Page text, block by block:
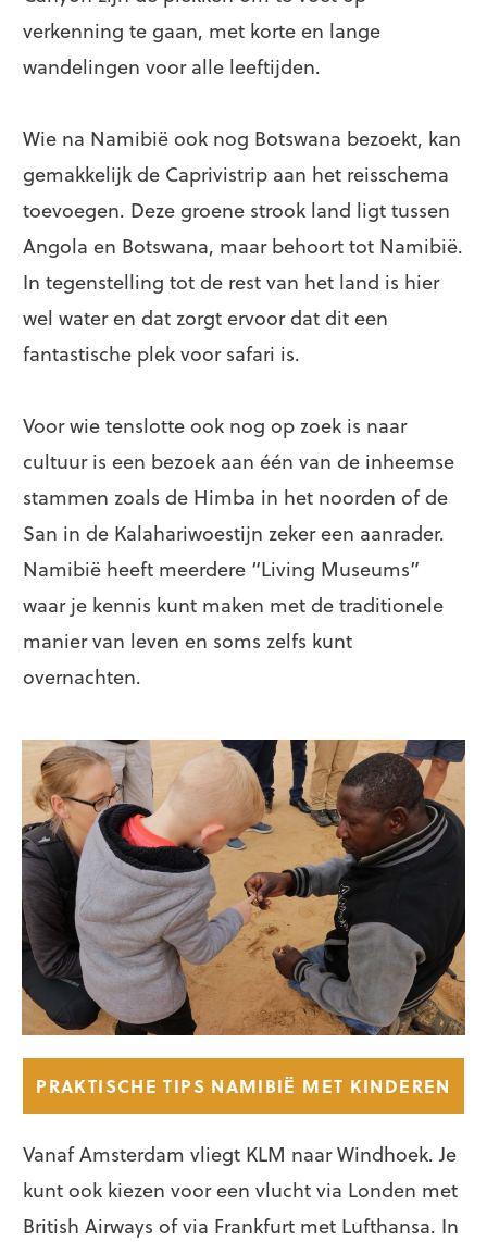
verkenning te gaan, met korte en lange
wandelingen voor alle leeftijden.
Wie na Namibië ook nog Botswana bezoekt, kan
gemakkelijk de Caprivistrip aan het reisschema
toevoegen. Deze groene strook land ligt tussen
Angola en Botswana, maar behoort tot Namibië.
In tegenstelling tot de rest van het land is hier
wel water en dat zorgt ervoor dat dit een
fantastische plek voor safari is.
Voor wie tenslotte ook nog op zoek is naar
cultuur is een bezoek aan één van de inheemse
stammen zoals de Himba in het noorden of de
San in de Kalahariwoestijn zeker een aanrader.
Namibië heeft meerdere “Living Museums”
waar je kennis kunt maken met de traditionele
manier van leven en soms zelfs kunt
overnachten.
PRAKTISCHE TIPS NAMIBIË MET KINDEREN
Vanaf Amsterdam vliegt KLM naar Windhoek. Je
kunt ook kiezen voor een vlucht via Londen met
British Airways of via Frankfurt met Lufthansa. In